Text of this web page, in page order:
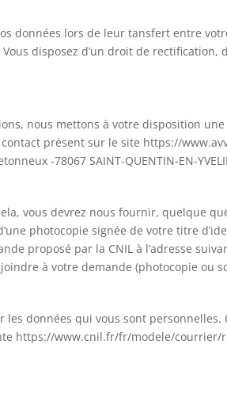
données lors de leur tansfert entre
disposez d’un droit de
nous mettons à votre disposition
présent sur le site https://
-78067 SAINT-QUENTIN-EN-
vous devrez nous fournir, quelque
photocopie signée de votre titre
proposé par la CNIL à l’adresse
à votre demande (photocopie ou
données qui vous sont personnelles.
https://www.cnil.fr/fr/modele/